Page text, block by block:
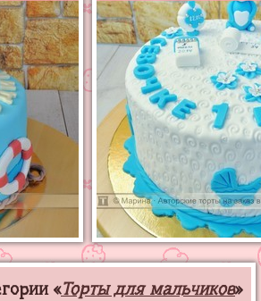
«Торты для мальчиков»